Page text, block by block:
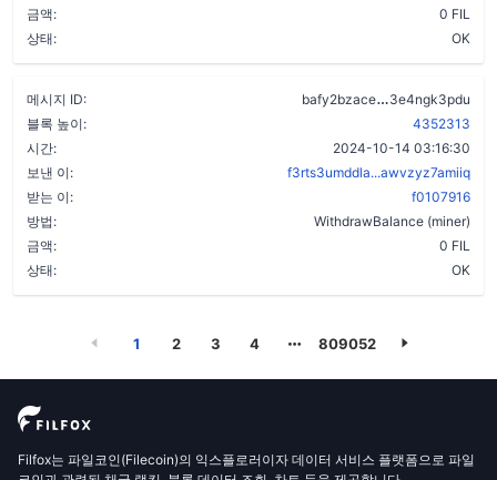
금액:
0 FIL
상태:
OK
메시지 ID: bafy2bzace
3e4ngk3pdu
블록 높이:
4352313
시간:
2024-10-14 03:16:30
보낸 이:
f3rts3umddla...awvzyz7amiiq
받는 이:
f0107916
방법:
WithdrawBalance (miner)
금액:
0 FIL
상태:
OK
1 2 3 4 809052
Filfox는 파일코인(Filecoin)의 익스플로러이자 데이터 서비스 플랫폼으로 파일